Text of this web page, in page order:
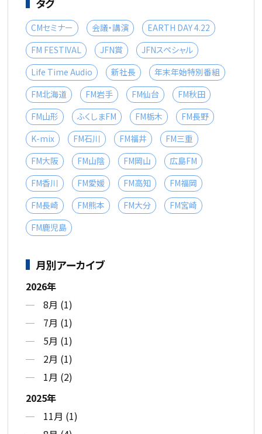
タグ
CMセミナー 会議・講演
EARTH DAY 4.22
FM FESTIVAL
JFN賞
JFNスペシャル
Life Time Audio
新社長
年末年始特別番組
FM北海道
FM岩手 FM仙台
FM秋田
FM山形
ふくしまFM FM栃木
FM長野
K-mix
FM石川 FM福井
FM三重
FM大阪
FM山陰 FM岡山
広島FM
FM香川
FM愛媛 FM高知
FM福岡
FM長崎
FM熊本 FM大分
FM宮崎
FM鹿児島
月別アーカイブ
2026年
8月 (1)
7月 (1)
5月 (1)
2月 (1)
1月 (2)
2025年
11月 (1)